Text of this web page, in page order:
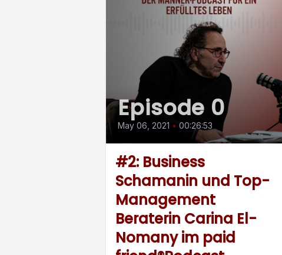
Episode 0
May 06, 2021 • 00:26:53
#2: Business
Schamanin und Top-
Management
Beraterin Carina El-
Nomany im paid